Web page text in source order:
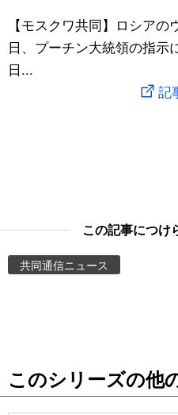
社会
文化
旅と暮らし
動画/Live
お知らせ
暮らし
スポーツ・東京2020
【モスクワ共同】ロシア
日、プーチン大統領の指示
日...
記
この記事につけ
共同通信ニュース
このシリーズの他